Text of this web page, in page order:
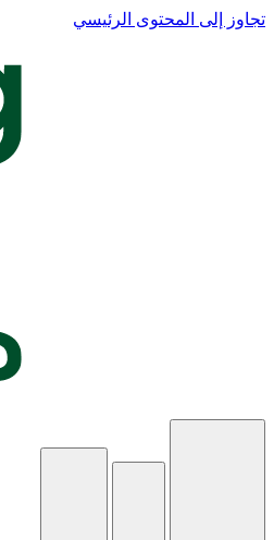
تجاوز إلى المحتوى الرئيسي